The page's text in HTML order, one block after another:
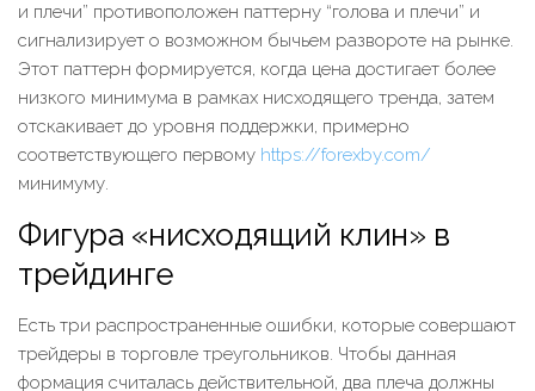
и плечи” противоположен паттерну “голова и плечи” и
сигнализирует о возможном бычьем развороте на рынке.
Этот паттерн формируется, когда цена достигает более
низкого минимума в рамках нисходящего тренда, затем
отскакивает до уровня поддержки, примерно
соответствующего первому https://forexby.com/
минимуму.
Фигура «нисходящий клин» в
трейдинге
Есть три распространенные ошибки, которые совершают
трейдеры в торговле треугольников. Чтобы данная
формация считалась действительной, два плеча должны